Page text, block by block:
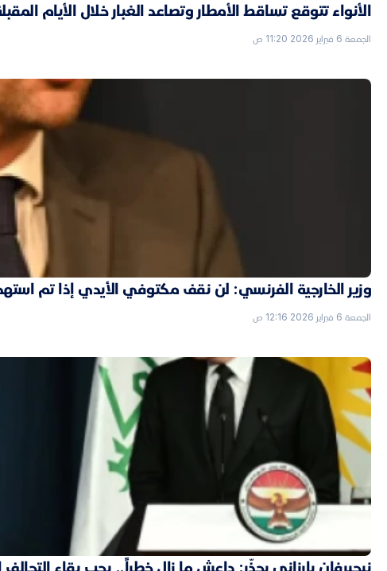
الأنواء تتوقع تساقط الأمطار وتصاعد الغبار خلال الأيام
الجمعة 6 فبراير 2026 11:20 ص
وزير الخارجية الفرنسي: لن نقف مكتوفي الأيدي إذا تم
الجمعة 6 فبراير 2026 12:16 ص